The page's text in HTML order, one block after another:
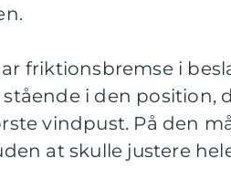
friktionsbremse i
i den position,
vindpust. På den
at skulle justere